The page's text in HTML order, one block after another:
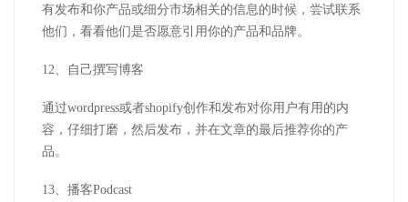
有发布和你产品或细分市场相关的信息的时候，尝试联系
他们，看看他们是否愿意引用你的产品和品牌。
12、自己撰写博客
通过wordpress或者shopify创作和发布对你用户有用的内
容，仔细打磨，然后发布，并在文章的最后推荐你的产
品。
13、播客Podcast